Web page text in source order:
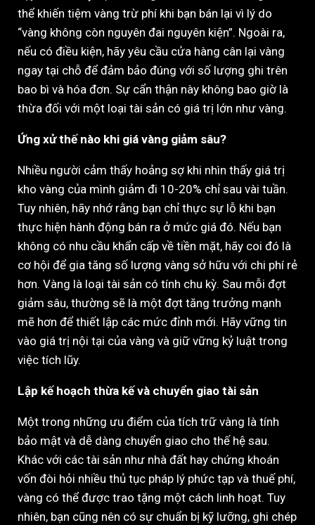
thể khiến tiệm vàng trừ phí khi bạn bán lại vì lý do
“vàng không còn nguyên đai nguyên kiện”. Ngoài ra,
nếu có điều kiện, hãy yêu cầu cửa hàng cân lại vàng
ngay tại chỗ để đảm bảo đúng với số lượng ghi trên
bao bì và hóa đơn. Sự cẩn thận này không bao giờ là
thừa đối với một loại tài sản có giá trị lớn như vàng.
Ứng xử thế nào khi giá vàng giảm sâu?
Nhiều người cảm thấy hoảng sợ khi nhìn thấy giá trị
kho vàng của mình giảm đi 10-20% chỉ sau vài tuần.
Tuy nhiên, hãy nhớ rằng bạn chỉ thực sự lỗ khi bạn
thực hiện hành động bán ra ở mức giá đó. Nếu bạn
không có nhu cầu khẩn cấp về tiền mặt, hãy coi đó là
cơ hội để gia tăng số lượng vàng sở hữu với chi phí rẻ
hơn. Vàng là loại tài sản có tính chu kỳ. Sau mỗi đợt
giảm sâu, thường sẽ là một đợt tăng trưởng mạnh
mẽ hơn để thiết lập các mức đỉnh mới. Hãy vững tin
vào giá trị nội tại của vàng và giữ vững kỷ luật trong
việc tích lũy.
Lập kế hoạch thừa kế và chuyển giao tài sản
Một trong những ưu điểm của tích trữ vàng là tính
bảo mật và dễ dàng chuyển giao cho thế hệ sau.
Khác với các tài sản như nhà đất hay chứng khoán
vốn đòi hỏi nhiều thủ tục pháp lý phức tạp và thuế phí,
vàng có thể được trao tặng một cách linh hoạt. Tuy
nhiên, bạn cũng nên có sự chuẩn bị kỹ lưỡng, ghi chép